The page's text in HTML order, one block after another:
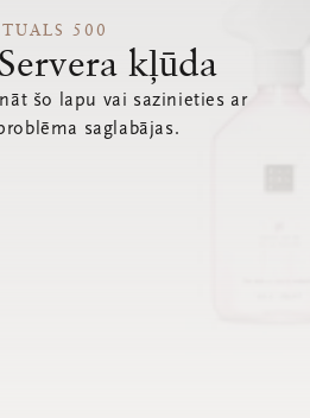
500
kļūda
šo lapu vai sazinieties ar
saglabājas.